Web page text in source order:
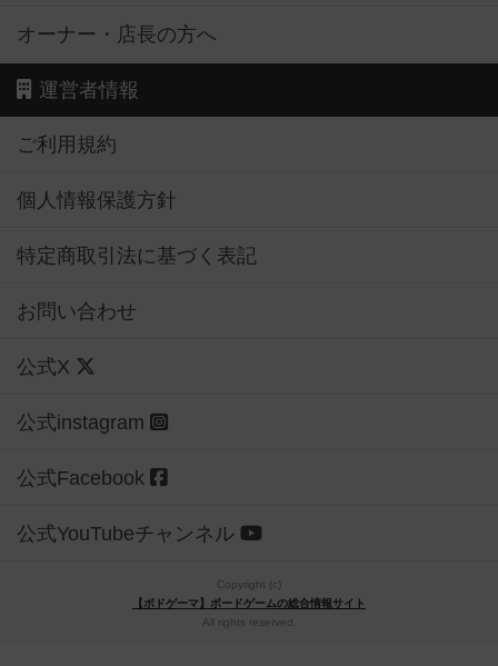
オーナー・店長の方へ
運営者情報
ご利用規約
個人情報保護方針
特定商取引法に基づく表記
お問い合わせ
公式X
公式instagram
公式Facebook
公式YouTubeチャンネル
Copyright (c)
【ボドゲーマ】ボードゲームの総合情報サイト
All rights reserved.